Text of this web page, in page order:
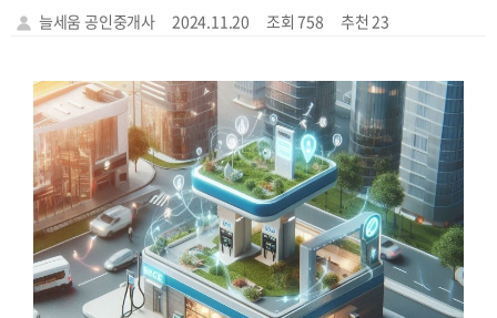
늘세움 공인중개사 2024.11.20 조회 758 추천 23